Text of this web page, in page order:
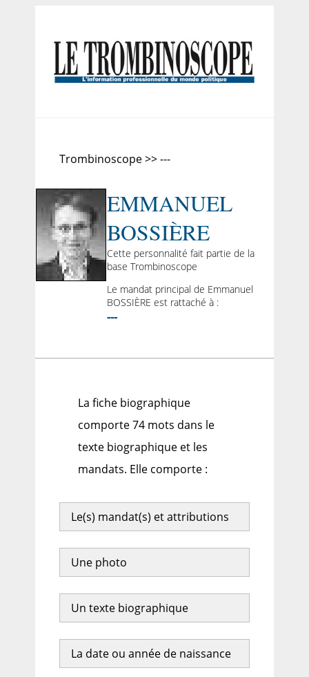
Trombinoscope >> ---
EMMANUEL
BOSSIÈRE
Cette personnalité fait partie de la
base Trombinoscope
Le mandat principal de Emmanuel
BOSSIÈRE est rattaché à :
---
La fiche biographique
comporte 74 mots dans le
texte biographique et les
mandats. Elle comporte :
Le(s) mandat(s) et attributions
Une photo
Un texte biographique
La date ou année de naissance